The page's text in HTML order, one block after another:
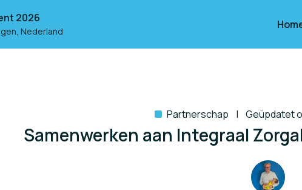
2026
Nederland
Partnerschap Geüpdatet
Samenwerken aan Integraal